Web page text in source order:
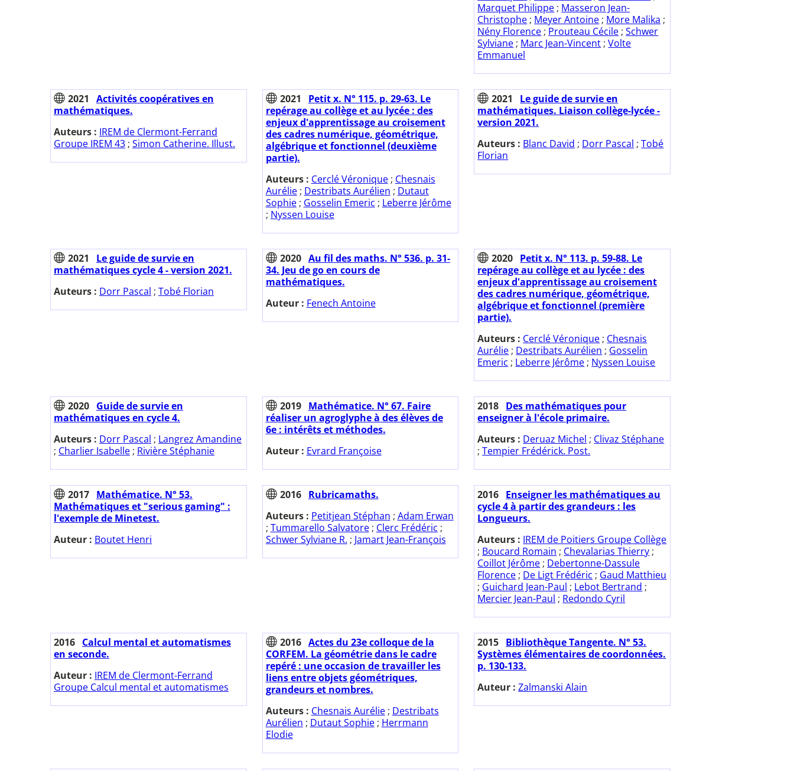
Marquet Philippe ; Masseron Jean-
Christophe ; Meyer Antoine ; More Malika ;
Nény Florence ; Prouteau Cécile ;Schwer
Sylviane ; Marc Jean-Vincent ;Volte
Emmanuel
2021
Activités coopératives en
mathématiques.
Auteurs : IREM de Clermont-Ferrand
Groupe IREM 43 ; Simon Catherine. Illust.
2021
Petit x. N° 115. p. 29-63. Le
repérage au collège et au lycée : des
enjeux d'apprentissage au croisement
des cadres numérique, géométrique,
algébrique et fonctionnel (deuxième
partie).
Auteurs : Cerclé Véronique; Chesnais
Aurélie; Destribats Aurélien ; Dutaut
Sophie; Gosselin Emeric ; Leberre Jérôme
; Nyssen Louise
2021
Le guide de survie en
mathématiques. Liaison collège-lycée -
version 2021.
Auteurs : Blanc David ; Dorr Pascal ;Tobé
Florian
2021
Le guide de survie en
mathématiques cycle 4 - version 2021.
Auteurs : Dorr Pascal ; Tobé Florian
2020 Au fil des maths. N° 536. p. 31-
34. Jeu de go en cours de
mathématiques.
Auteur : Fenech Antoine
2020 Petit x. N° 113. p. 59-88. Le
repérage au collège et au lycée : des
enjeux d'apprentissage au croisement
des cadres numérique, géométrique,
algébrique et fonctionnel (première
partie).
Auteurs : Cerclé Véronique ; Chesnais
Aurélie ; Destribats Aurélien ; Gosselin
Emeric ; Leberre Jérôme ; Nyssen Louise
2020 Guide de survie en
mathématiques en cycle 4.
Auteurs : Dorr Pascal ; Langrez Amandine
; Charlier Isabelle ; Rivière Stéphanie
2019
Mathématice. N° 67. Faire
réaliser un agroglyphe à des élèves de
6e : intérêts et méthodes.
Auteur : Evrard Françoise
2018 Des mathématiques pour
enseigner à l'école primaire.
Auteurs : Deruaz Michel ; Clivaz Stéphane
;Tempier Frédérick. Post.
2017 Mathématice. N° 53.
Mathématiques et "serious gaming" :
l'exemple de Minetest.
Auteur : Boutet Henri
2016
Rubricamaths.
Auteurs : Petitjean Stéphan ; Adam Erwan
; Tummarello Salvatore; Clerc Frédéric ;
Schwer Sylviane R. ; Jamart Jean-François
2016 Enseigner les mathématiques au
cycle 4 à partir des grandeurs : les
Longueurs.
Auteurs : IREM de Poitiers Groupe Collège
; Boucard Romain ; Chevalarias Thierry ;
Coillot Jérôme ; Debertonne-Dassule
Florence ; De Ligt Frédéric ; Gaud Matthieu
; Guichard Jean-Paul ; Lebot Bertrand ;
Mercier Jean-Paul ; Redondo Cyril
2016 Calcul mental et automatismes
en seconde.
Auteur : IREM de Clermont-Ferrand
Groupe Calcul mental et automatismes
2016 Actes du 23e colloque de la
CORFEM. La géométrie dans le cadre
repéré : une occasion de travailler les
liens entre objets géométriques,
grandeurs et nombres.
Auteurs : Chesnais Aurélie; Destribats
Aurélien ; Dutaut Sophie; Herrmann
Elodie
2015 Bibliothèque Tangente. N° 53.
Systèmes élémentaires de coordonnées.
p. 130-133.
Auteur :Zalmanski Alain